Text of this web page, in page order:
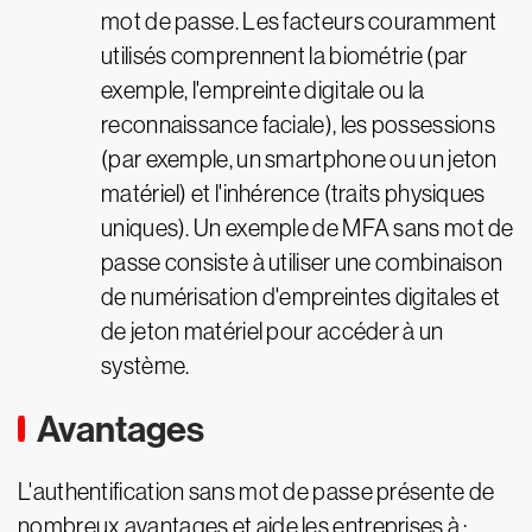
mot de passe. Les facteurs couramment
utilisés comprennent la biométrie (par
exemple, l'empreinte digitale ou la
reconnaissance faciale), les possessions
(par exemple, un smartphone ou un jeton
matériel) et l'inhérence (traits physiques
uniques). Un exemple de MFA sans mot de
passe consiste à utiliser une combinaison
de numérisation d'empreintes digitales et
de jeton matériel pour accéder à un
système.
Avantages
L'authentification sans mot de passe présente de
nombreux avantages et aide les entreprises à :